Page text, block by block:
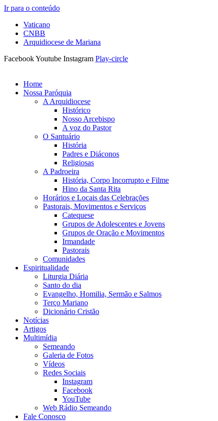
Ir para o conteúdo
Vaticano
CNBB
Arquidiocese de Mariana
FacebookYoutube Instagram Play-circle
Home
Nossa Paróquia
A Arquidiocese
Histórico
Nosso Arcebispo
A voz do Pastor
O Santuário
História
Padres e Diáconos
Religiosas
A Padroeira
História, Corpo Incorrupto e Filme
Hino da Santa Rita
Horários e Locais das Celebrações
Pastorais, Movimentos e Serviços
Catequese
Grupos de Adolescentes e Jovens
Grupos de Oração e Movimentos
Irmandade
Pastorais
Comunidades
Espiritualidade
Liturgia Diária
Santo do dia
Evangelho, Homilia, Sermão e Salmos
Terço Mariano
Dicionário Cristão
Notícias
Artigos
Multimídia
Semeando
Galeria de Fotos
Vídeos
Redes Sociais
Instagram
Facebook
YouTube
Web Rádio Semeando
Fale Conosco